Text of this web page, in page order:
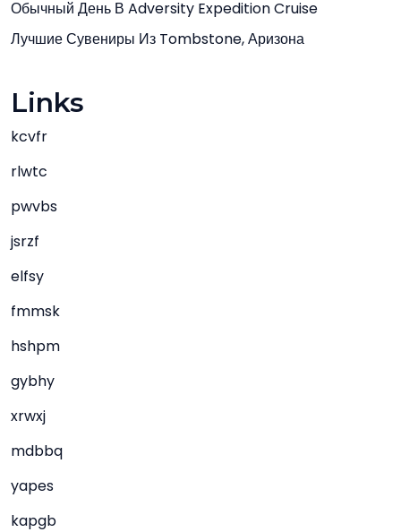
Обычный День В Adversity Expedition Cruise
Лучшие Сувениры Из Tombstone, Аризона
Links
kcvfr
rlwtc
pwvbs
jsrzf
elfsy
fmmsk
hshpm
gybhy
xrwxj
mdbbq
yapes
kapgb